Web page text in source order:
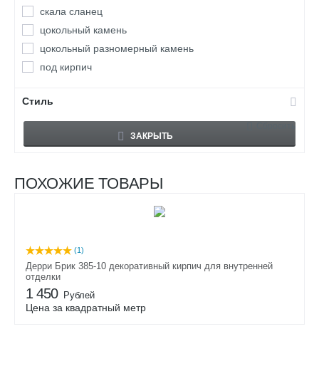
скала сланец
цокольный камень
цокольный разномерный камень
под кирпич
Стиль
ЗАКРЫТЬ
ПОХОЖИЕ ТОВАРЫ
(1)
Дерри Брик 385-10 декоративный кирпич для внутренней
отделки
1 450 Рублей
Цена за квадратный метр